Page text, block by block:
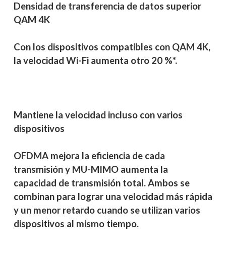
Densidad de transferencia de datos superior
QAM 4K
Con los dispositivos compatibles con QAM 4K,
la velocidad Wi-Fi aumenta otro 20 %*.
Mantiene la velocidad incluso con varios
dispositivos
OFDMA mejora la eficiencia de cada
transmisión y MU-MIMO aumenta la
capacidad de transmisión total. Ambos se
combinan para lograr una velocidad más rápida
y un menor retardo cuando se utilizan varios
dispositivos al mismo tiempo.